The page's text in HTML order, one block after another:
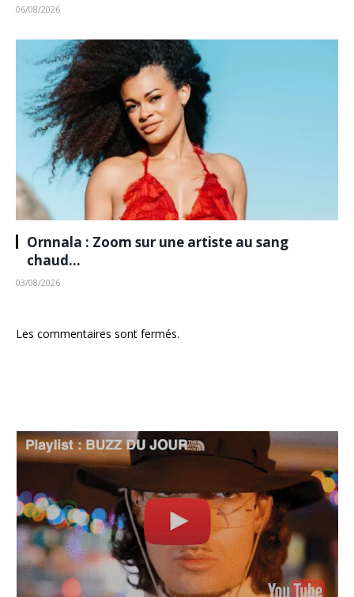
06/08/2026
Ornnala : Zoom sur une artiste au sang
chaud…
03/08/2026
Les commentaires sont fermés.